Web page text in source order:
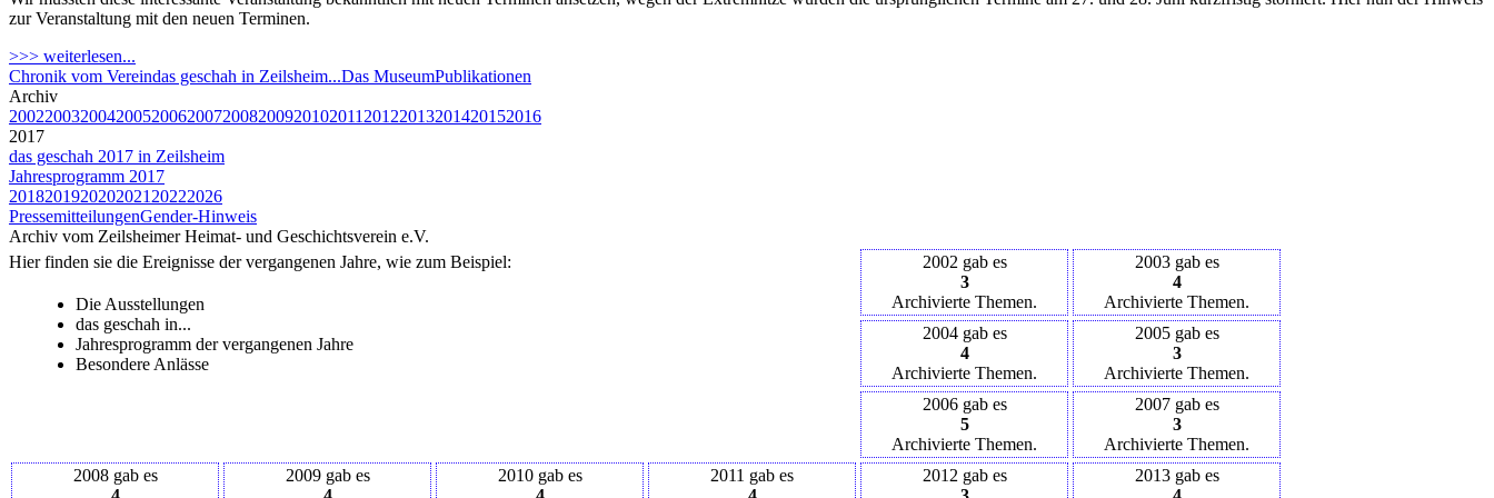
zur Veranstaltung mit den neuen Terminen.
>>> weiterlesen...
Chronik vom Vereindas geschah in Zeilsheim...Das MuseumPublikationen
Archiv
2002200320042005200620072008200920102011 20122013201420152016
2017
das geschah 2017 in Zeilsheim
Jahresprogramm 2017
2018201920202021 20222026
PressemitteilungenGender-Hinweis
Archiv vom Zeilsheimer Heimat- und Geschichtsverein e.V.
Hier finden sie die Ereignisse der vergangenen Jahre, wie zum Beispiel:
Die Ausstellungen
das geschah in...
Jahresprogramm der vergangenen Jahre
Besondere Anlässe
2002 gab es
3
Archivierte Themen.
2003 gab es
4
Archivierte Themen.
2004 gab es
4
Archivierte Themen.
2005 gab es
3
Archivierte Themen.
2006 gab es
5
Archivierte Themen.
2007 gab es
3
Archivierte Themen.
2008 gab es
2009 gab es
2010 gab es
2011 gab es
2012 gab es
2013 gab es